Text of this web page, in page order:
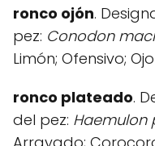
ronco ojón.
pez: Conodon
Limón; Ofensivo;
ronco plateado.
del pez: Haemulon